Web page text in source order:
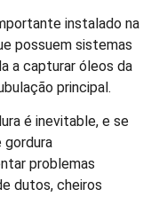
instalado na
possuem sistemas
a capturar óleos da
principal.
é inevitable, e se
gordura
problemas
dutos, cheiros